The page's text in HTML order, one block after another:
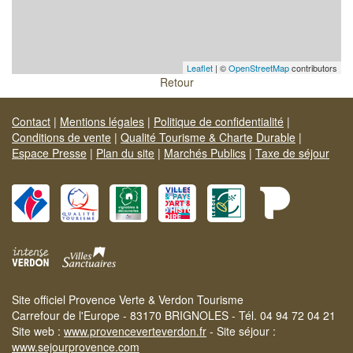
Leaflet | ©OpenStreetMapcontributors
Retour
Contact | Mentions légales | Politique de confidentialité |
Conditions de vente | Qualité Tourisme & Charte Durable |
Espace Presse | Plan du site | Marchés Publics | Taxe de séjour
Site officiel Provence Verte & Verdon Tourisme
Carrefour de l'Europe - 83170 BRIGNOLES - Tél. 04 94 72 04 21
Site web : www.provenceverteverdon.fr - Site séjour :
www.sejourprovence.com